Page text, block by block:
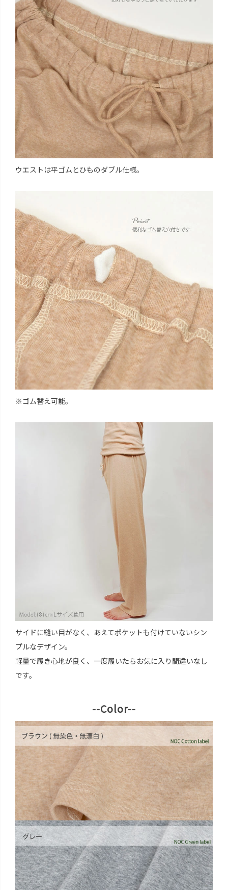
ウエストは平ゴムとひものダブル仕様。
※ゴム替え可能。
サイドに縫い目がなく、あえてポケットも付けていないシン
プルなデザイン。
軽量で履き心地が良く、一度履いたらお気に入り間違いなし
です。
--Color--